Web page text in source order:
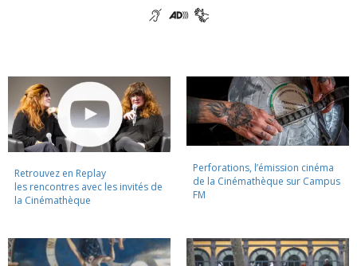
Retrouvez en Replay
les rencontres avec les invités de
la Cinémathèque
Perforations, l’émission cinéma
de la Cinémathèque sur Campus
FM